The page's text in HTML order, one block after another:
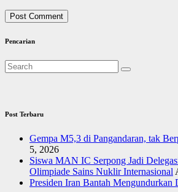
Pencarian
Post Terbaru
Gempa M5,3 di Pangandaran, tak
5, 2026
Siswa MAN IC Serpong Jadi
Olimpiade Sains Nuklir Internasional
Presiden Iran Bantah Mengundurkan